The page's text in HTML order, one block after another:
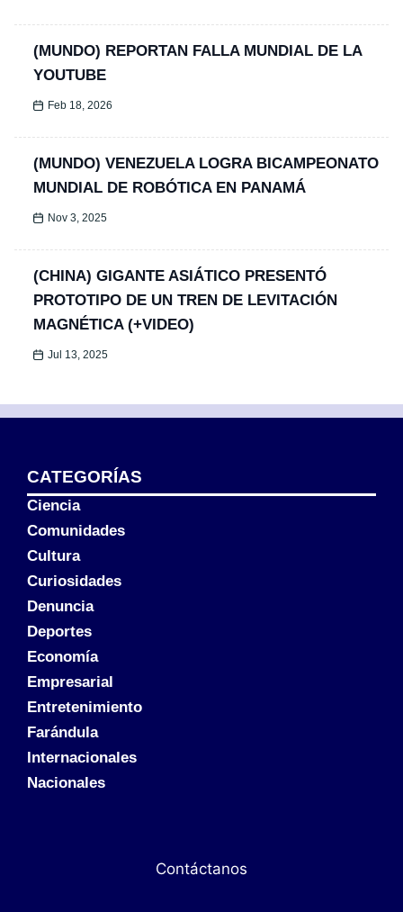
(MUNDO) REPORTAN FALLA MUNDIAL DE LA
YOUTUBE
Feb 18, 2026
(MUNDO) VENEZUELA LOGRA BICAMPEONATO
MUNDIAL DE ROBÓTICA EN PANAMÁ
Nov 3, 2025
(CHINA) GIGANTE ASIÁTICO PRESENTÓ
PROTOTIPO DE UN TREN DE LEVITACIÓN
MAGNÉTICA (+VIDEO)
Jul 13, 2025
CATEGORÍAS
Ciencia
Comunidades
Cultura
Curiosidades
Denuncia
Deportes
Economía
Empresarial
Entretenimiento
Farándula
Internacionales
Nacionales
Contáctanos